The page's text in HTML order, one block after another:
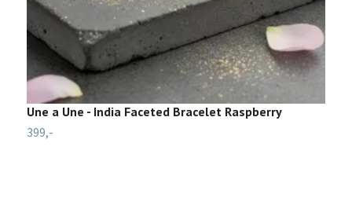
Une a Une - India Faceted Bracelet Raspberry
399,-